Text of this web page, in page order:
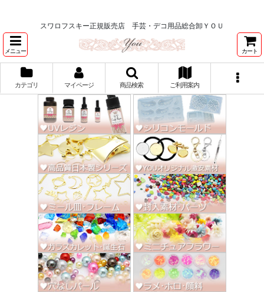
スワロフスキー正規販売店 手芸・デコ用品総合卸ＹＯＵ
メニュー カート
カテゴリ マイページ 商品検索 ご利用案内